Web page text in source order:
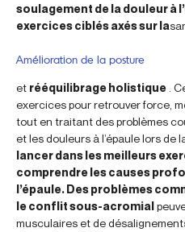
soulagement de la douleur à
exercices ciblés axés sur la
Amélioration de la posture
et rééquilibrage holistique .
exercices pour retrouver force,
tout en traitant des problèmes
et les douleurs à l’épaule lors de
lancer dans les meilleurs
comprendre les causes
l’épaule. Des problèmes
le conflit sous-acromial
musculaires et de